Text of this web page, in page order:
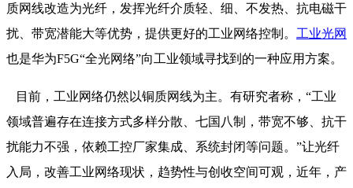
质网线改造为光纤，发挥光纤介质轻、细、不发热、抗电磁干
扰、带宽潜能大等优势，提供更好的工业网络控制。 工业光网
也是华为F5G“全光网络”向工业领域寻找到的一种应用方案。
目前，工业网络仍然以铜质网线为主。有研究者称，“工业
领域普遍存在连接方式多样分散、七国八制，带宽不够、抗干
扰能力不强，依赖工控厂家集成、系统封闭等问题。”让光纤
入局，改善工业网络现状，趋势性与创收空间可观，近年，产